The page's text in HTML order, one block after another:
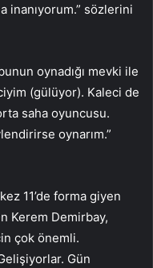
inanıyorum.” sözlerini
oynadığı mevki ile
(gülüyor). Kaleci de
saha oyuncusu.
oynarım.”
11’de forma giyen
Kerem Demirbay,
çok önemli.
Gün